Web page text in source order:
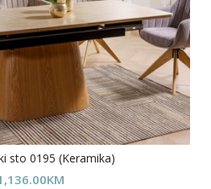
sto 0195 (Keramika)
KM